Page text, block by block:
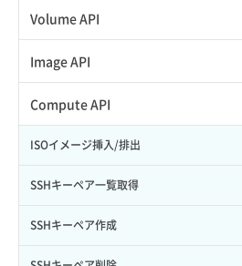
APIでVPSを作成する
API情報を確認する
Credential一覧取得
Credential作成
Credential削除
Credential詳細取得
サブユーザーからロールを紐づけ解除
サブユーザーにロールを紐づけ
サブユーザー一覧取得
Volume API
スナップショット一覧取得
スナップショット作成
スナップショット削除
スナップショット復元
スナップショット詳細一覧取得
スナップショット詳細取得（アイテム指定）
Image API
ISOイメージアップロード
ISOイメージ作成
イメージ一覧取得
イメージ保存使用量取得
イメージ保存容量取得
Compute API
ISOイメージ挿入/排出
SSHキーペア一覧取得
SSHキーペア作成